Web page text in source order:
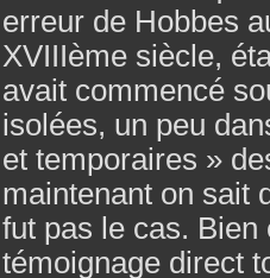
erreur de Hobbes
XVIIIème siècle,
avait commencé
isolées, un peu
et temporaires »
maintenant on sait
fut pas le cas. Bien
témoignage direct